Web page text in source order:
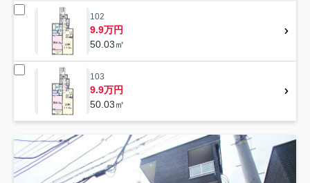
102
9.9万円
50.03㎡
103
9.9万円
50.03㎡